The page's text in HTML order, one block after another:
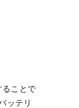
ことで
ッテリ